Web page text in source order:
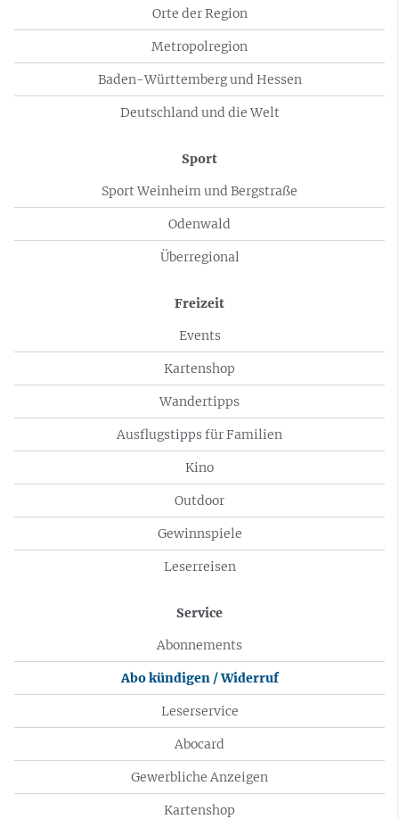
Orte der Region
Metropolregion
Baden-Württemberg und Hessen
Deutschland und die Welt
Sport
Sport Weinheim und Bergstraße
Odenwald
Überregional
Freizeit
Events
Kartenshop
Wandertipps
Ausflugstipps für Familien
Kino
Outdoor
Gewinnspiele
Leserreisen
Service
Abonnements
Abo kündigen / Widerruf
Leserservice
Abocard
Gewerbliche Anzeigen
Kartenshop